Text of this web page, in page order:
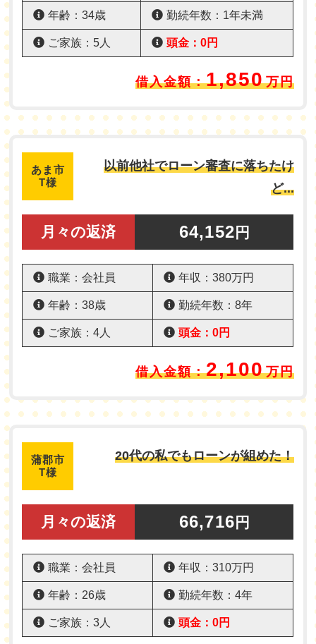
年齢：34歳 勤続年数：1年未満
ご家族：5人 頭金：0円
借入金額：1,850万円
あま市
T様
以前他社でローン審査に落ちたけ
ど...
月々の返済 64,152 円
職業：会社員 年収：380万円
年齢：38歳 勤続年数：8年
ご家族：4人 頭金：0円
借入金額：2,100万円
蒲郡市
T様
20代の私でもローンが組めた！
月々の返済 66,716 円
職業：会社員 年収：310万円
年齢：26歳 勤続年数：4年
ご家族：3人 頭金：0円